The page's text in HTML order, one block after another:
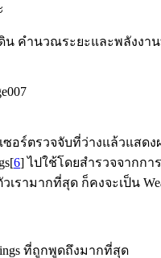
น คำนวณระยะและพลังง
ร์ตรวจจับที่ว่างแล้วแสด
6] ไปใช้โดยสำรวจจากกา
รามากที่สุด ก็คงจะเป็น
ที่ถูกพูดถึงมากที่สุด